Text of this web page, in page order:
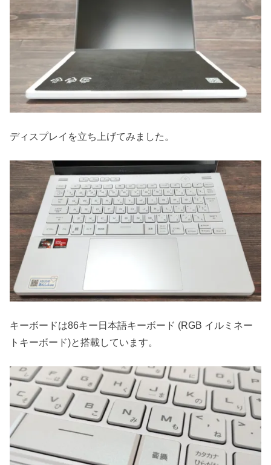
ディスプレイを立ち上げてみました。
キーボードは86キー日本語キーボード (RGB イルミネー
トキーボード)と搭載しています。